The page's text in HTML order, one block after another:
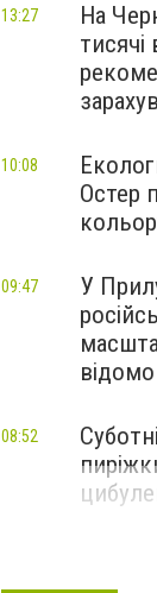
На
13:27
Остер
10:08
У
відомо
09:47
08:52